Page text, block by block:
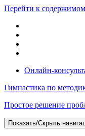
Перейти к
Онлайн-
Гимнастика по
Простое решение
Показать/Скрыть